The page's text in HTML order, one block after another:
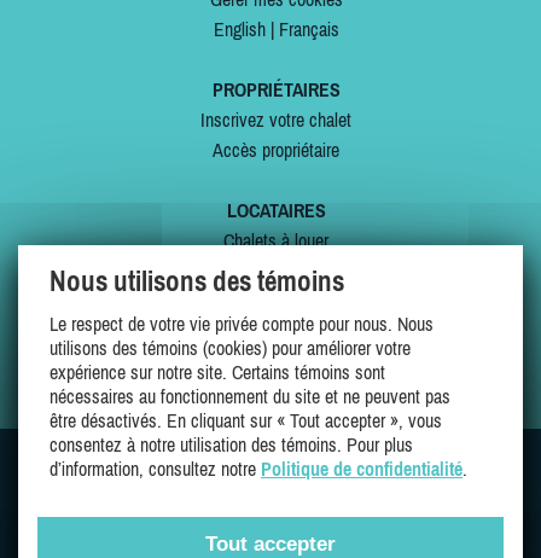
English| Français
PROPRIÉTAIRES
Inscrivez votre chalet
Accès propriétaire
LOCATAIRES
Chalets à louer
Chalets à vendre
Offres spéciales
Mes favoris
SUIVEZ-NOUS SUR
Nous utilisons des témoins
Le respect de votre vie privée compte pour nous. Nous
utilisons des témoins (cookies) pour améliorer votre
expérience sur notre site. Certains témoins sont
nécessaires au fonctionnement du site et ne peuvent pas
être désactivés. En cliquant sur « Tout accepter », vous
consentez à notre utilisation des témoins. Pour plus
d’information, consultez notre Politique de confidentialité.
Tout accepter